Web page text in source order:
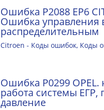
Ошибка P2088 EP6
Ошибка управления
распределительным
Citroen - Коды ошибок, Коды
Ошибка P0299 OPEL.
работа системы
давление